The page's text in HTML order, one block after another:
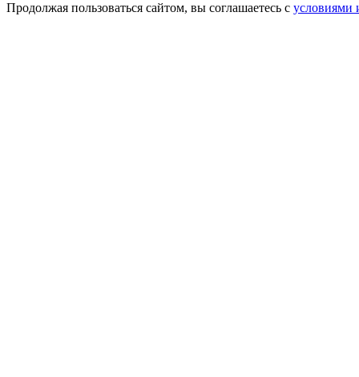
Продолжая пользоваться сайтом, вы соглашаетесь с условиями